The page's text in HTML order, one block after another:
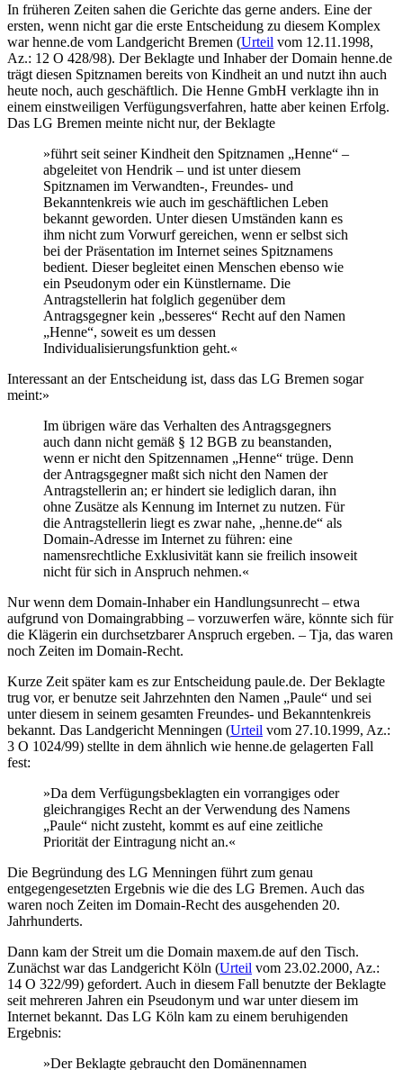
In früheren Zeiten sahen die Gerichte das gerne anders. Eine der
ersten, wenn nicht gar die erste Entscheidung zu diesem Komplex
war henne.de vom Landgericht Bremen (Urteil vom 12.11.1998,
Az.: 12 O 428/98). Der Beklagte und Inhaber der Domain henne.de
trägt diesen Spitznamen bereits von Kindheit an und nutzt ihn auch
heute noch, auch geschäftlich. Die Henne GmbH verklagte ihn in
einem einstweiligen Verfügungsverfahren, hatte aber keinen Erfolg.
Das LG Bremen meinte nicht nur, der Beklagte
»führt seit seiner Kindheit den Spitznamen „Henne“ –
abgeleitet von Hendrik – und ist unter diesem
Spitznamen im Verwandten-, Freundes- und
Bekanntenkreis wie auch im geschäftlichen Leben
bekannt geworden. Unter diesen Umständen kann es
ihm nicht zum Vorwurf gereichen, wenn er selbst sich
bei der Präsentation im Internet seines Spitznamens
bedient. Dieser begleitet einen Menschen ebenso wie
ein Pseudonym oder ein Künstlername. Die
Antragstellerin hat folglich gegenüber dem
Antragsgegner kein „besseres“ Recht auf den Namen
„Henne“, soweit es um dessen
Individualisierungsfunktion geht.«
Interessant an der Entscheidung ist, dass das LG Bremen sogar
meint:»
Im übrigen wäre das Verhalten des Antragsgegners
auch dann nicht gemäß § 12 BGB zu beanstanden,
wenn er nicht den Spitzennamen „Henne“ trüge. Denn
der Antragsgegner maßt sich nicht den Namen der
Antragstellerin an; er hindert sie lediglich daran, ihn
ohne Zusätze als Kennung im Internet zu nutzen. Für
die Antragstellerin liegt es zwar nahe, „henne.de“ als
Domain-Adresse im Internet zu führen: eine
namensrechtliche Exklusivität kann sie freilich insoweit
nicht für sich in Anspruch nehmen.«
Nur wenn dem Domain-Inhaber ein Handlungsunrecht – etwa
aufgrund von Domaingrabbing – vorzuwerfen wäre, könnte sich für
die Klägerin ein durchsetzbarer Anspruch ergeben. – Tja, das waren
noch Zeiten im Domain-Recht.
Kurze Zeit später kam es zur Entscheidung paule.de. Der Beklagte
trug vor, er benutze seit Jahrzehnten den Namen „Paule“ und sei
unter diesem in seinem gesamten Freundes- und Bekanntenkreis
bekannt. Das Landgericht Menningen (Urteil vom 27.10.1999, Az.:
3 O 1024/99) stellte in dem ähnlich wie henne.de gelagerten Fall
fest:
»Da dem Verfügungsbeklagten ein vorrangiges oder
gleichrangiges Recht an der Verwendung des Namens
„Paule“ nicht zusteht, kommt es auf eine zeitliche
Priorität der Eintragung nicht an.«
Die Begründung des LG Menningen führt zum genau
entgegengesetzten Ergebnis wie die des LG Bremen. Auch das
waren noch Zeiten im Domain-Recht des ausgehenden 20.
Jahrhunderts.
Dann kam der Streit um die Domain maxem.de auf den Tisch.
Zunächst war das Landgericht Köln (Urteil vom 23.02.2000, Az.:
14 O 322/99) gefordert. Auch in diesem Fall benutzte der Beklagte
seit mehreren Jahren ein Pseudonym und war unter diesem im
Internet bekannt. Das LG Köln kam zu einem beruhigenden
Ergebnis:
»Der Beklagte gebraucht den Domänennamen